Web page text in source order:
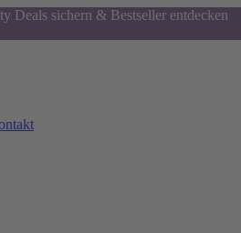
Deals sichern & Bestseller entdecken